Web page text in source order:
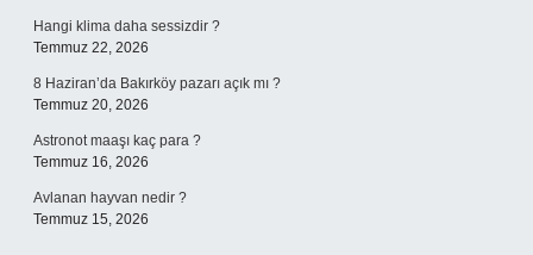
Hangi klima daha sessizdir ?
Temmuz 22, 2026
8 Haziran’da Bakırköy pazarı açık mı ?
Temmuz 20, 2026
Astronot maaşı kaç para ?
Temmuz 16, 2026
Avlanan hayvan nedir ?
Temmuz 15, 2026